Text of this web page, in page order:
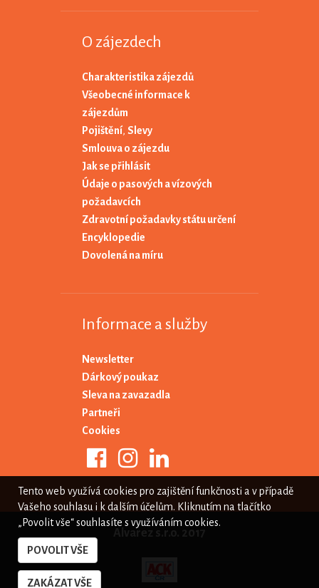
Tento web využívá cookies pro zajištění funkčnosti a v případě
Vašeho souhlasu i k dalším účelům. Kliknutím na tlačítko
„Povolit vše“ souhlasíte s využíváním cookies.
POVOLIT VŠE
ZAKÁZAT VŠE
O zájezdech
Charakteristika zájezdů
Všeobecné informace k
zájezdům
Pojištění, Slevy
Smlouva o zájezdu
Jak se přihlásit
Údaje o pasových a vízových
požadavcích
Zdravotní požadavky státu určení
Encyklopedie
Dovolená na míru
Informace a služby
Newsletter
Dárkový poukaz
Sleva na zavazadla
Partneři
Cookies